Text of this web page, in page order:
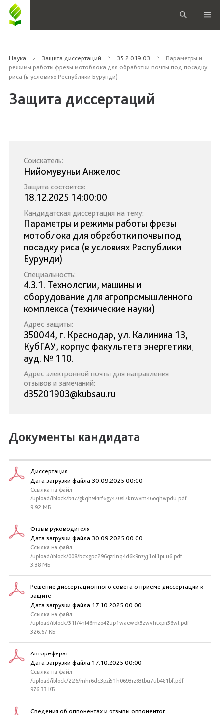
Наука Защита диссертаций 35.2.019.03
Параметры и
режимы работы фрезы мотоблока для обработки почвы под посадку
риса (в условиях Республики Бурунди)
Защита диссертаций
Соискатель:
Нийомувуньи Анжелос
Защита состоится:
18.12.2025 14:00:00
Кандидатская диссертация на тему:
Параметры и режимы работы фрезы
мотоблока для обработки почвы под
посадку риса (в условиях Республики
Бурунди)
Специальность:
4.3.1. Технологии, машины и
оборудование для агропромышленного
комплекса (технические науки)
Адрес защиты:
350044, г. Краснодар, ул. Калинина 13,
КубГАУ, корпус факультета энергетики,
ауд. № 110.
Адрес электронной почты для направления
отзывов и замечаний:
d35201903@kubsau.ru
Документы кандидата
Диссертация
Дата загрузки файла 30.09.2025 00:00
Ссылка на файл
/upload/iblock/b47/gkqh9i4rf6gy470sl7knw8m46oqhwpdu.pdf
9.92 МБ
Отзыв руководителя
Дата загрузки файла 30.09.2025 00:00
Ссылка на файл
/upload/iblock/008/bcxgpc296qzrlnq4d6k9nzyj1ol1puu6.pdf
3.38 МБ
Решение диссертационного совета о приёме диссертации к
защите
Дата загрузки файла 17.10.2025 00:00
Ссылка на файл
/upload/iblock/31f/4hl46mzo42up1waewek3zwvhtxpn56wl.pdf
326.67 КБ
Автореферат
Дата загрузки файла 17.10.2025 00:00
Ссылка на файл
/upload/iblock/226/mhr6dc3pzi51h0693rz83tbu7ub481bf.pdf
976.33 КБ
Сведения об оппонентах и отзывы оппонентов